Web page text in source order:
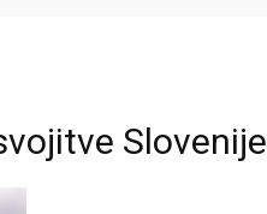
Slovenije